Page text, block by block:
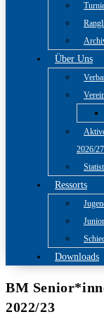
Über Uns
2026/27
Ressorts
Downloads
BM
2022/23